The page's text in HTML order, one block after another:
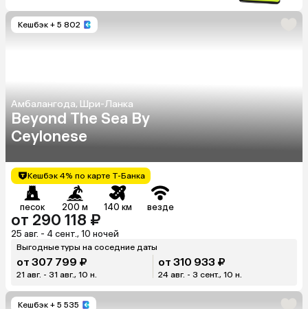
Кешбэк + 5 802
Амбалангода, Шри-Ланка
Beyond The Sea By
Ceylonese
Кешбэк 4% по карте Т-Банка
песок 200 м 140 км везде
от 290 118 ₽
25 авг. - 4 сент., 10 ночей
Выгодные туры на соседние даты
от 307 799 ₽
21 авг. - 31 авг., 10 н.
от 310 933 ₽
24 авг. - 3 сент., 10 н.
Кешбэк + 5 535